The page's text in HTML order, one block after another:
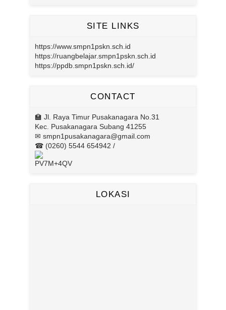
SITE LINKS
https://www.smpn1pskn.sch.id
https://ruangbelajar.smpn1pskn.sch.id
https://ppdb.smpn1pskn.sch.id/
CONTACT
🏫 Jl. Raya Timur Pusakanagara No.31
Kec. Pusakanagara Subang 41255
✉ smpn1pusakanagara@gmail.com
☎ (0260) 5544 654942 /
PV7M+4QV
LOKASI